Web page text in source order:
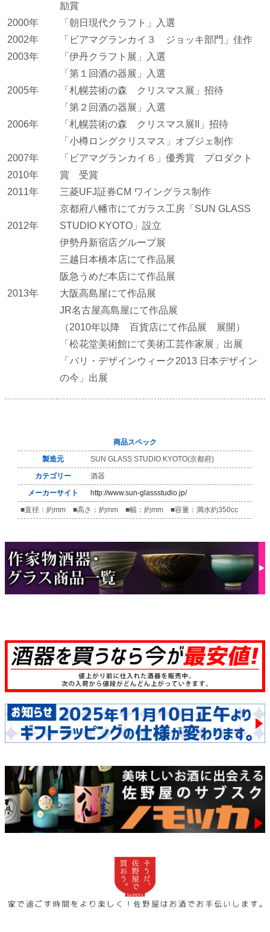
2000年
2002年
2003年
2005年
2006年
2007年
2010年
2011年
2012年
2013年
励賞
「朝日現代クラフト」入選
「ビアマグランカイ３ ジョッキ部門」佳作
「伊丹クラフト展」入選
「第１回酒の器展」入選
「札幌芸術の森 クリスマス展」招待
「第２回酒の器展」入選
「札幌芸術の森 クリスマス展II」招待
「小樽ロングクリスマス」オブジェ制作
「ビアマグランカイ６」優秀賞 プロダクト
賞 受賞
三菱UFJ証券CM ワイングラス制作
京都府八幡市にてガラス工房「SUN GLASS
STUDIO KYOTO」設立
伊勢丹新宿店グループ展
三越日本橋本店にて作品展
阪急うめだ本店にて作品展
大阪高島屋にて作品展
JR名古屋高島屋にて作品展
（2010年以降 百貨店にて作品展 展開）
「松花堂美術館にて美術工芸作家展」出展
「パリ・デザインウィーク2013 日本デザイン
の今」出展
商品スペック
製造元
SUN GLASS STUDIO KYOTO(京都府)
カテゴリー
酒器
メーカーサイト
http://www.sun-glassstudio.jp/
■直径：約mm ■高さ：約mm ■幅：約mm ■容量：満水約350cc